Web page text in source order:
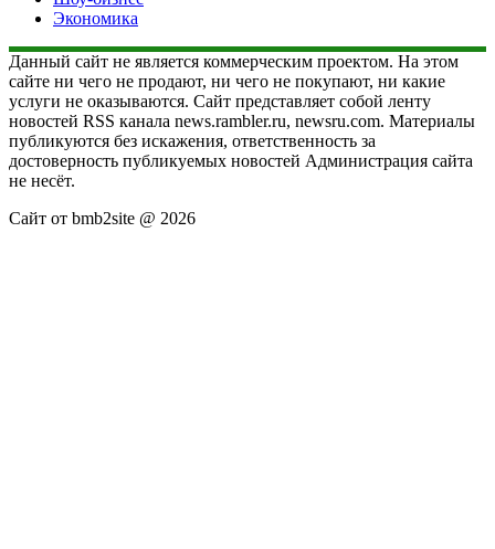
Экономика
Данный сайт не является коммерческим проектом. На этом
сайте ни чего не продают, ни чего не покупают, ни какие
услуги не оказываются. Сайт представляет собой ленту
новостей RSS канала news.rambler.ru, newsru.com. Материалы
публикуются без искажения, ответственность за
достоверность публикуемых новостей Администрация сайта
не несёт.
Сайт от bmb2site @ 2026